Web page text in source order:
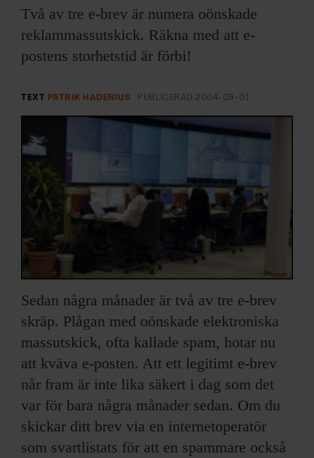
NYHETSBREV
LYSSNA/PODD
EVENEMANG & RESOR
SHOP
KONTAKTA F&F
SKRIV I F&F
PRENUMERERA PÅ F&F
ANNONSERA I F&F
OM F&F
Två av tre e-brev är numera oönskade
reklammassutskick. Räkna med att e-
postens storhetstid är förbi!
TEXT PATRIK HADENIUS PUBLICERAD 2004-09-01
Sedan några månader är två av tre e-brev
skräp. Plågan med oönskade elektroniska
massutskick, ofta kallade spam, hotar nu
att kväva e-posten. Att ett legitimt e-brev
når fram är inte lika säkert i dag som det
var för bara några månader sedan. Om du
skickar ditt brev via en internetoperatör
som svartlistats för att en spammare också